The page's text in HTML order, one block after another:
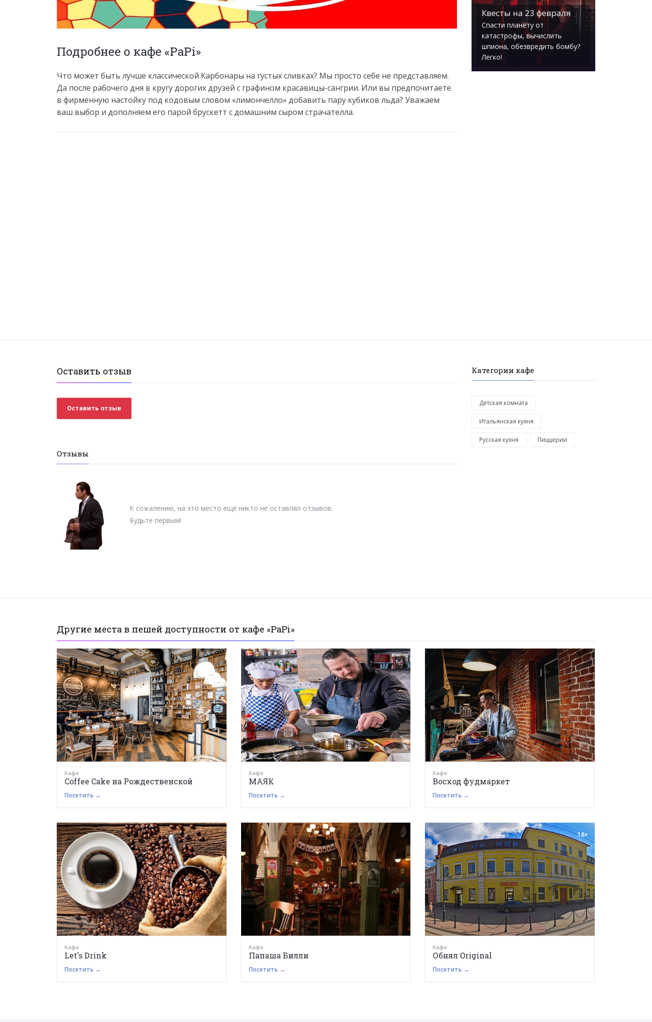
Подробнее о кафе «PaPi»
Что может быть лучше классической Карбонары на густых сливках? Мы просто себе не представляем.
Да после рабочего дня в кругу дорогих друзей с графином красавицы-сангрии. Или вы предпочитаете
в фирменную настойку под кодовым словом «лимончелло» добавить пару кубиков льда? Уважаем
ваш выбор и дополняем его парой брускетт с домашним сыром страчателла.
Квесты на 23 февраля
Спасти планету от
катастрофы, вычислить
шпиона, обезвредить бомбу?
Легко!
Оставить отзыв
Оставить отзыв
Отзывы
К сожалению, на это место ещё никто не оставлял отзывов.
Будьте первым!
Категории кафе
Детская комната
Итальянская кухня
Русская кухня Пиццерии
Другие места в пешей доступности от кафе «PaPi»
Кафе
Coffee Cake на Рождественской
Посетить →
Кафе
МАЯК
Посетить →
Кафе
Восход фудмаркет
Посетить →
Кафе
Let's Drink
Посетить →
Кафе
Папаша Билли
Посетить →
18+
Кафе
Обнял Original
Посетить →